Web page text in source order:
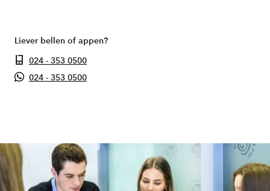
Liever bellen of appen?
024 - 353 0500
024 - 353 0500